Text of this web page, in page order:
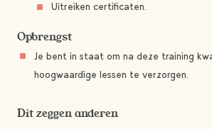
Uitreiken certificaten.
Opbrengst
Je bent in staat om na deze training
hoogwaardige lessen te verzorgen.
Dit zeggen anderen